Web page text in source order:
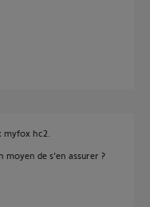
hc2.
moyen de s'en assurer ?